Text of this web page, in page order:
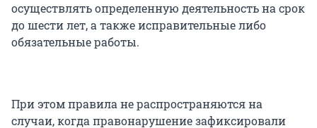
осуществлять определенную деятельность на срок
до шести лет, а также исправительные либо
обязательные работы.
При этом правила не распространяются на
случаи, когда правонарушение зафиксировали